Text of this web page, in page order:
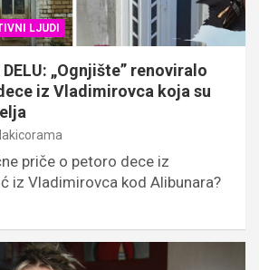
LJUDI
„Ognjište” renoviralo
iz Vladimirovca koja su
priče o petoro dece iz
iz Vladimirovca kod Alibunara?